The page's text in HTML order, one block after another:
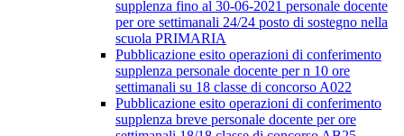
supplenza fino al 30-06-2021 personale docente
per ore settimanali 24/24 posto di sostegno nella
scuola PRIMARIA
Pubblicazione esito operazioni di conferimento
supplenza personale docente per n 10 ore
settimanali su 18 classe di concorso A022
Pubblicazione esito operazioni di conferimento
supplenza breve personale docente per ore